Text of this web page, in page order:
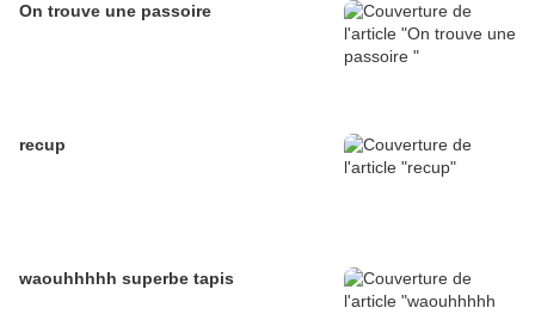
On trouve une passoire
recup
waouhhhhh superbe tapis